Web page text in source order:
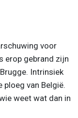
voor
erop gebrand zijn
Intrinsiek
van België.
weet wat dan in